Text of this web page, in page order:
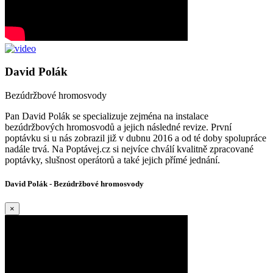
David Polák
Bezúdržbové hromosvody
Pan David Polák se specializuje zejména na instalace
bezúdržbových hromosvodů a jejich následné revize. První
poptávku si u nás zobrazil již v dubnu 2016 a od té doby spolupráce
nadále trvá. Na Poptávej.cz si nejvíce chválí kvalitně zpracované
poptávky, slušnost operátorů a také jejich přímé jednání.
David Polák - Bezúdržbové hromosvody
×